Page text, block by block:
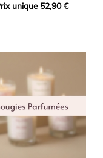
unique 52,90 €